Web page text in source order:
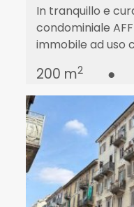
In tranquillo e
condominiale
immobile ad uso
200 m2 ●